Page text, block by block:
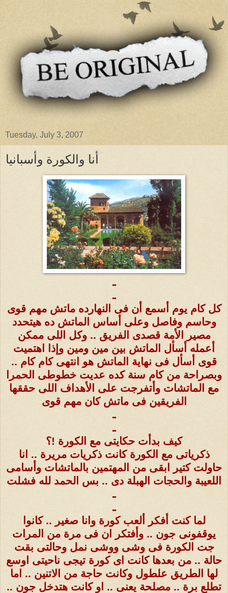
Tuesday, July 3, 2007
أنا والكورة وأسبانيا
ـ
ـ
كل كام يوم أسمع أن فى النهارده ماتش مهم قوى
وحاسم وفاصل وعلى أساس الماتش ده هيتحدد
مصير الأمة قصدى الفريق .. وكل اللى ممكن
أعمله أسأل الماتش بين مين ومين وإذا اهتميت
قوى أسأل فى نهاية الماتش هو انتهى كام كام ..
وبصراحة من كام سنة كده عديت خطوطى الحمرا
مع الماتشات وأتفرجت على الأهداف اللى حققها
الفريقين فى ماتش كان مهم قوى
ـ
ـ
كيف بدأت حكايتى مع الكورة !؟
ذكرياتى مع الكورة كانت ذكريات مريرة .. انا
حاولت كتير ابقى من المهتمين بالماتشات وأسامى
اللعيبة والحجات الهبلة دى .. بس الحمد لله فشلت
ـ
ـ
لما كنت أفكر ألعب كورة وانا صغير .. كانوا
يوقفونى جون .. وأفتكر ان فى مرة من المرات
جت الكورة فى وشى ووشى نمل وحالتى بقت
حالة .. من بعدها كانت اى كورة تيجى ناحيتى اوسع
لها الطريق علطول وكانت حاجة من الاتنين .. اما
تطلع برة .. مصلحة يعنى .. او كانت هتدخل جون ..